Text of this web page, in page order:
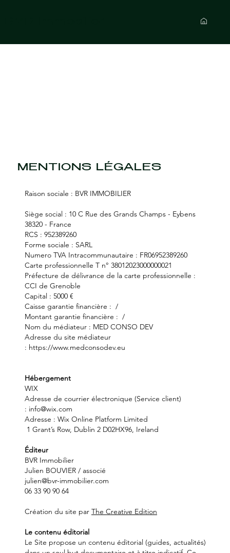
MENTIONS LÉGALES
Raison sociale : BVR IMMOBILIER
Siège social : 10 C Rue des Grands Champs - Eybens
38320 - France
RCS : 952389260
Forme sociale : SARL
Numero TVA Intracommunautaire : FR06952389260
Carte professionnelle T n° 38012023000000021
Préfecture de délivrance de la carte professionnelle :
CCI de Grenoble
Capital : 5000 €
Caisse garantie financière : /
Montant garantie financière : /
Nom du médiateur : MED CONSO DEV
Adresse du site médiateur
: https://www.medconsodev.eu
Hébergement
WIX
Adresse de courrier électronique (Service client)
: info@wix.com
Adresse : Wix Online Platform Limited
1 Grant’s Row, Dublin 2 D02HX96, Ireland
Éditeur
BVR Immobilier
Julien BOUVIER / associé
julien@bvr-immobilier.com
06 33 90 90 64
Création du site par The Creative Edition
Le contenu éditorial
Le Site propose un contenu éditorial (guides, actualités)